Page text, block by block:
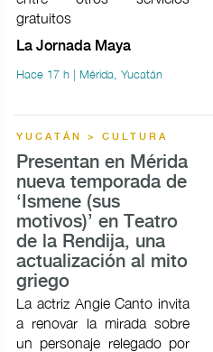
gratuitos
La Jornada Maya
Hace 17 h | Mérida, Yucatán
YUCATÁN > CULTURA
Presentan en Mérida
nueva temporada de
‘Ismene (sus
motivos)’ en Teatro
de la Rendija, una
actualización al mito
griego
La actriz Angie Canto invita
a renovar la mirada sobre
un personaje relegado por